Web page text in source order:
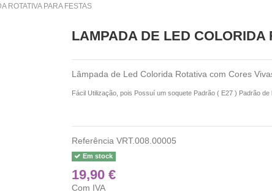
ROTATIVA PARA FESTAS
LAMPADA DE LED COLORIDA
Lâmpada de Led Colorida Rotativa com Cores
Fácil Utilização, pois Possuí um soquete Padrão ( E27 ) Padrão de
Referência VRT.008.00005
Em stock
19,90 €
Com IVA